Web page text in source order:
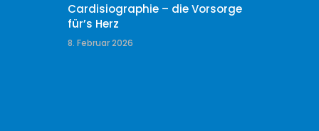
Cardisiographie – die Vorsorge
für’s Herz
8. Februar 2026